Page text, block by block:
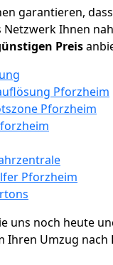
garantieren,
Ihnen
Preis
Pforzheim
Pforzheim
Pforzheim
uns noch heute
Ihren Umzug nach